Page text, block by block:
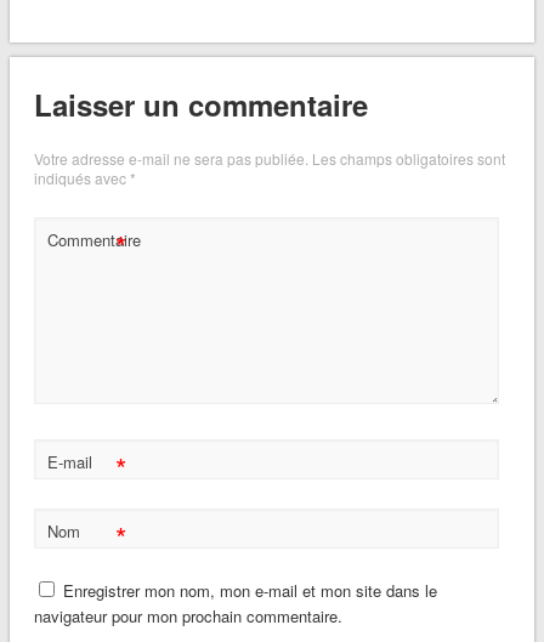
Laisser un commentaire
Votre adresse e-mail ne sera pas publiée. Les champs obligatoires sont
indiqués avec*
Commentaire
*
E-mail *
Nom *
Enregistrer mon nom, mon e-mail et mon site dans le
navigateur pour mon prochain commentaire.